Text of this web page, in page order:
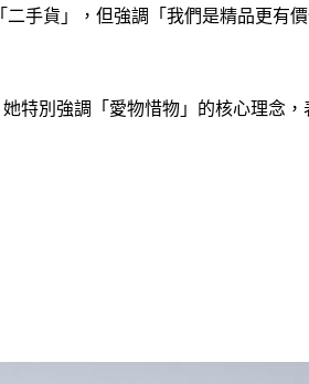
手貨」，但強調「我們是精品更有價
特別強調「愛物惜物」的核心理念